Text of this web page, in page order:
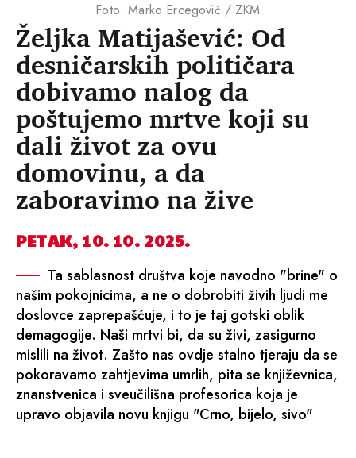
Željka Matijašević: Od
desničarskih političara
dobivamo nalog da
poštujemo mrtve koji su
dali život za ovu
domovinu, a da
zaboravimo na žive
PETAK, 10. 10. 2025.
Ta sablasnost društva koje navodno "brine" o
našim pokojnicima, a ne o dobrobiti živih ljudi me
doslovce zaprepašćuje, i to je taj gotski oblik
demagogije. Naši mrtvi bi, da su živi, zasigurno
mislili na život. Zašto nas ovdje stalno tjeraju da se
pokoravamo zahtjevima umrlih, pita se književnica,
znanstvenica i sveučilišna profesorica koja je
upravo objavila novu knjigu "Crno, bijelo, sivo"
Foto: Marko Ercegović / ZKM